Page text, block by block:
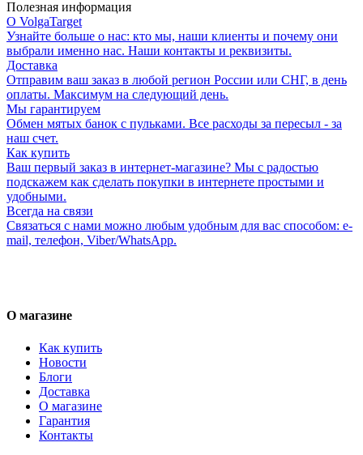
Полезная информация
О VolgaTarget
Узнайте больше о нас: кто мы, наши клиенты и почему они
выбрали именно нас. Наши контакты и реквизиты.
Доставка
Отправим ваш заказ в любой регион России или СНГ, в день
оплаты. Максимум на следующий день.
Мы гарантируем
Обмен мятых банок с пульками. Все расходы за пересыл - за
наш счет.
Как купить
Ваш первый заказ в интернет-магазине? Мы с радостью
подскажем как сделать покупки в интернете простыми и
удобными.
Всегда на связи
Связаться с нами можно любым удобным для вас способом: e-
mail, телефон, Viber/WhatsApp.
О магазине
Как купить
Новости
Блоги
Доставка
О магазине
Гарантия
Контакты